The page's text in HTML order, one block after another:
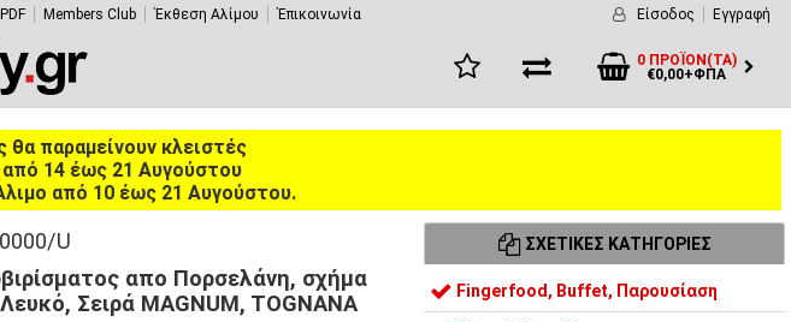
Members Club Έκθεση Αλίμου Έπικοινωνία Είσοδος Εγγραφή
0 ΠΡΟΪΌΝ(ΤΑ)
€0,00+ΦΠΑ
θα παραμείνουν κλειστές
14 έως 21 Αυγούστου
από 10 έως 21 Αυγούστου.
U
απο Πορσελάνη, σχήμα
Σειρά MAGNUM, TOGNANA
ΣΧΕΤΙΚΈΣ ΚΑΤΗΓΟΡΊΕΣ
Fingerfood, Buffet, Παρουσίαση